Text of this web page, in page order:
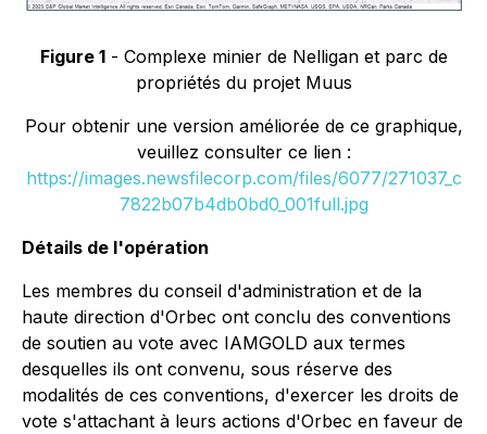
Figure 1- Complexe minier de Nelligan et parc de
propriétés du projet Muus
Pour obtenir une version améliorée de ce graphique,
veuillez consulter ce lien :
https://images.newsfilecorp.com/files/6077/271037_c
7822b07b4db0bd0_001full.jpg
Détails de l'opération
Les membres du conseil d'administration et de la
haute direction d'Orbec ont conclu des conventions
de soutien au vote avec IAMGOLD aux termes
desquelles ils ont convenu, sous réserve des
modalités de ces conventions, d'exercer les droits de
vote s'attachant à leurs actions d'Orbec en faveur de